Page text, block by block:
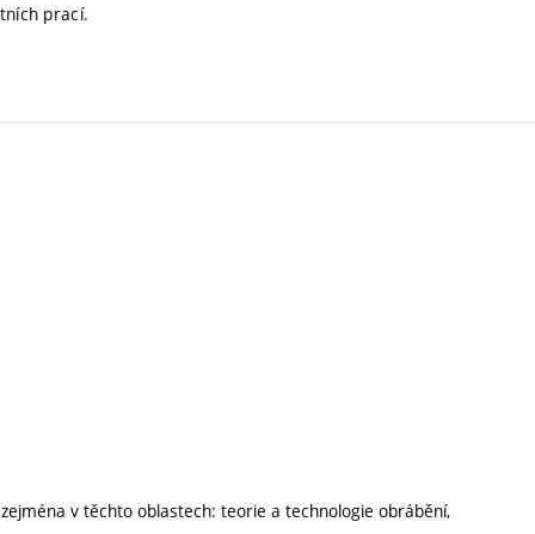
prací.
v těchto oblastech: teorie a technologie obrábění,